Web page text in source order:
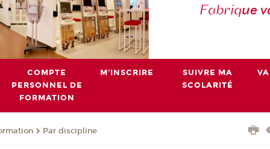
Fabrique
COMPTE
PERSONNEL DE
FORMATION
M'INSCRIRE
SUIVRE MA
SCOLARITÉ
Par discipline